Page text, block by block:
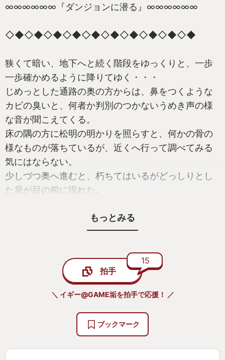
∞∞∞∞∞∞『ダンジョンに潜る』∞∞∞∞∞∞
◇◆◇◆◇◆◇◆◇◆◇◆◇◆◇◆◇◆◇◆
狭くて暗い、地下へと続く階段をゆっくりと、一歩
一歩確かめるように降りてゆく・・・
じめっとした通路の奥の方からは、鼻をつくような
カビの臭いと、何者か判別のつかないうめき声の様
な音が聞こえてくる。
床の隅の方に松明の明かりを照らすと、何かの骨の
様なものが落ちているが、近くへ行って調べてみる
気にはならない。
少しづつ奥へ進むと、朽ちてはいるがどっしりとし
た扉が目の前に現れた。
扉を開けてみると・・・
ゲーム好き、特にRPGが好きな方であれば恐らく聞
もっとみる
拍手
15
＼ イギー@GAME垢を拍手で応援！ ／
ブックマーク